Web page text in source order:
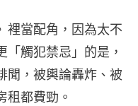
裡當配角，因為太不
觸犯禁忌」的是，
聞，被輿論轟炸、被
租都費勁。